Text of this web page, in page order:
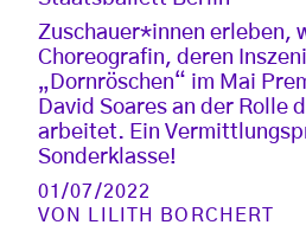
Zuschauer*innen erleben,
Choreografin, deren
„Dornröschen“ im Mai
David Soares an der Rolle
arbeitet. Ein
Sonderklasse!
01/07/2022
VON
LILITH BORCHERT